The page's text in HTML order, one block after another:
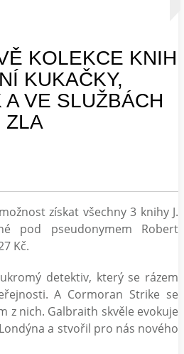
KOLEKCE KNIH
KUKAČKY,
A VE SLUŽBÁCH
ZLA
získat všechny 3 knihy J.
pod pseudonymem Robert
Kč.
detektiv, který se rázem
A Cormoran Strike se
z nich. Galbraith skvěle evokuje
a stvořil pro nás nového